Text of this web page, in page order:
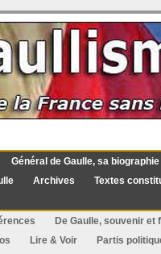
Général de Gaulle, sa biographie
Archives Textes
De Gaulle, souvenir et
Lire & Voir Partis